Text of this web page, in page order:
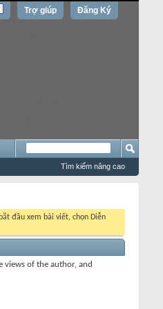
Đăng Ký
Trợ giúp
Tìm kiếm nâng cao
đầu xem bài viết, chọn Diễn
views of the author, and